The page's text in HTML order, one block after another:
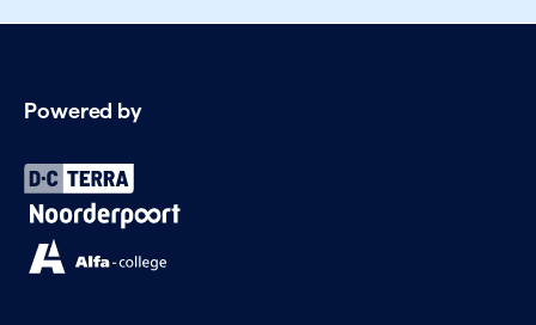
Powered by